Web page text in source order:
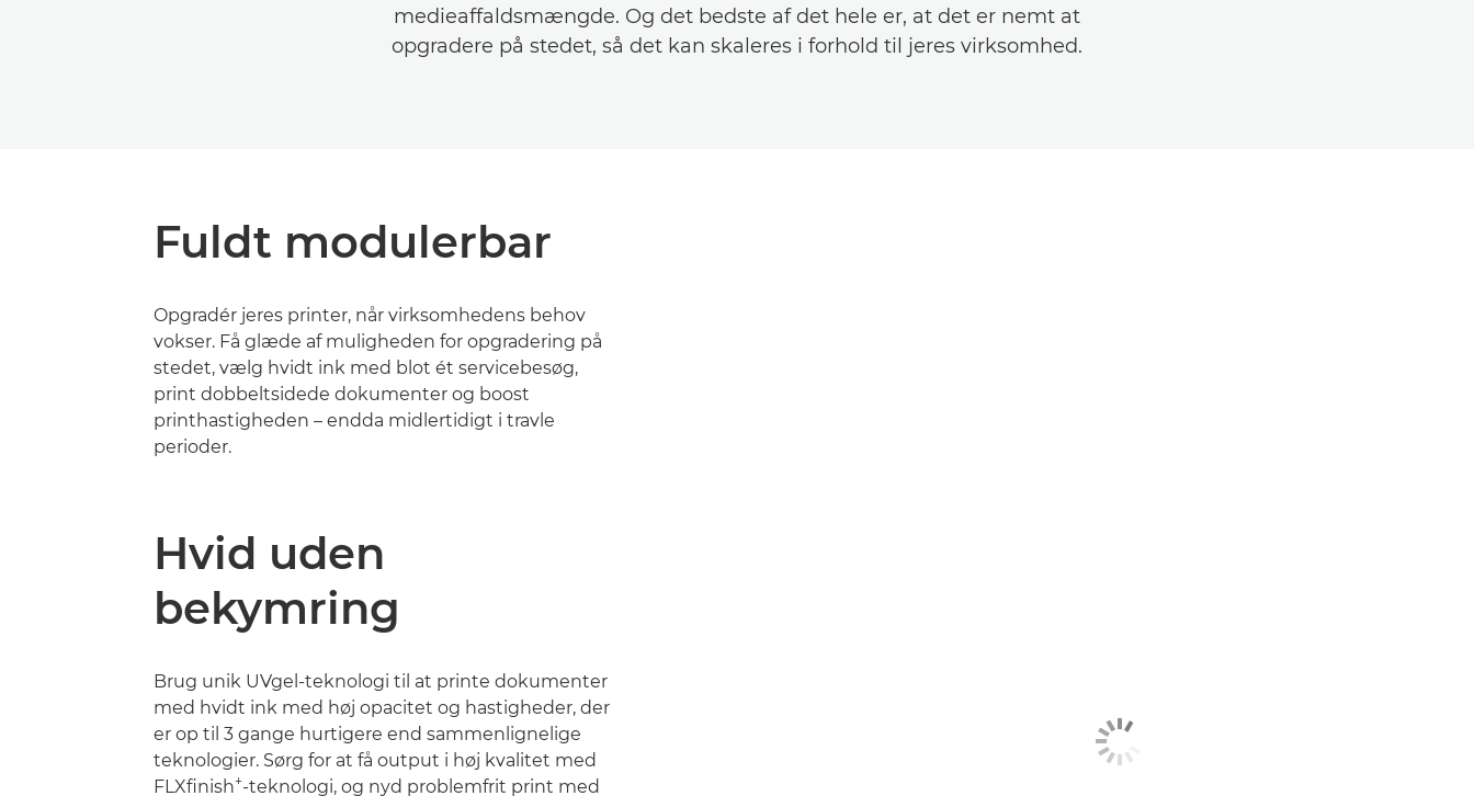
medieaffaldsmængde. Og det bedste af det hele er, at det er nemt at
opgradere på stedet, så det kan skaleres i forhold til jeres virksomhed.
Fuldt modulerbar
Opgradér jeres printer, når virksomhedens behov
vokser. Få glæde af muligheden for opgradering på
stedet, vælg hvidt ink med blot ét servicebesøg,
print dobbeltsidede dokumenter og boost
printhastigheden – endda midlertidigt i travle
perioder.
Hvid uden
bekymring
Brug unik UVgel-teknologi til at printe dokumenter
med hvidt ink med høj opacitet og hastigheder, der
er op til 3 gange hurtigere end sammenlignelige
teknologier. Sørg for at få output i høj kvalitet med
FLXfinish+-teknologi, og nyd problemfrit print med